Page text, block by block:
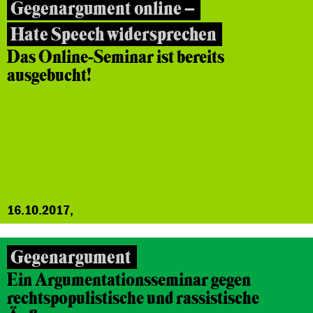
Gegenargument online –
Hate Speech widersprechen
Das Online-Seminar ist bereits
ausgebucht!
16.10.2017,
Gegenargument
Ein Argumentationsseminar gegen
rechtspopulistische und rassistische